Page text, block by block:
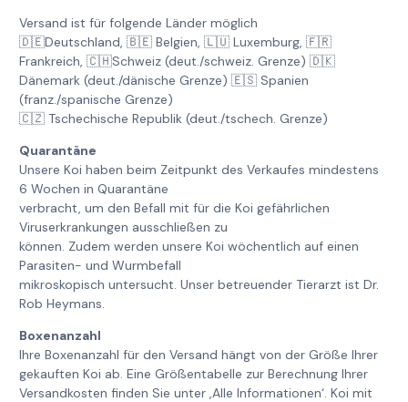
Versand ist für folgende Länder möglich
🇩🇪Deutschland, 🇧🇪 Belgien, 🇱🇺 Luxemburg, 🇫🇷
Frankreich, 🇨🇭Schweiz (deut./schweiz. Grenze) 🇩🇰
Dänemark (deut./dänische Grenze) 🇪🇸 Spanien
(franz./spanische Grenze)
🇨🇿 Tschechische Republik (deut./tschech. Grenze)
Quarantäne
Unsere Koi haben beim Zeitpunkt des Verkaufes mindestens
6 Wochen in Quarantäne
verbracht, um den Befall mit für die Koi gefährlichen
Viruserkrankungen ausschließen zu
können. Zudem werden unsere Koi wöchentlich auf einen
Parasiten- und Wurmbefall
mikroskopisch untersucht. Unser betreuender Tierarzt ist Dr.
Rob Heymans.
Boxenanzahl
Ihre Boxenanzahl für den Versand hängt von der Größe Ihrer
gekauften Koi ab. Eine Größentabelle zur Berechnung Ihrer
Versandkosten finden Sie unter ‚Alle Informationen‘. Koi mit